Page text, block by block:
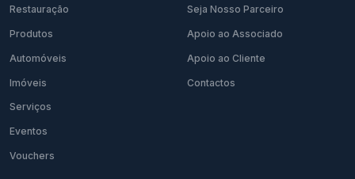
Restauração
Produtos
Automóveis
Imóveis
Serviços
Eventos
Vouchers
Seja Nosso Parceiro
Apoio ao Associado
Apoio ao Cliente
Contactos